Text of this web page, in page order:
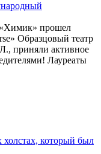
прошел
Образцовый театр
приняли активное
Лауреаты
который был